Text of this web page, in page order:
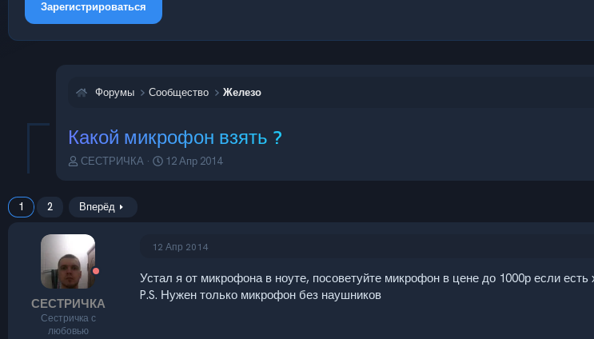
Зарегистрироваться
Форумы Сообщество Железо
Какой микрофон взять ?
А
о
т
м
ы
СЕСТРИЧКА
Д
ч
л
а
12 Апр 2014
1 2 Вперёд
СЕСТРИЧКА
Сестричка с
любовью
12 Апр 2014
Устал я от микрофона в ноуте, посоветуйте микрофон в цене до 1000р если
P.S. Нужен только микрофон без наушников